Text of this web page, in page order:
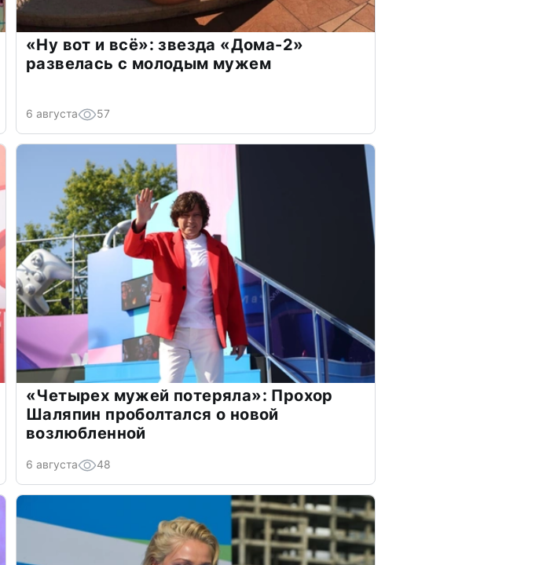
«Ну вот и всё»: звезда «Дома-2»
развелась с молодым мужем
6 августа 57
«Четырех мужей потеряла»: Прохор
Шаляпин проболтался о новой
возлюбленной
6 августа 48